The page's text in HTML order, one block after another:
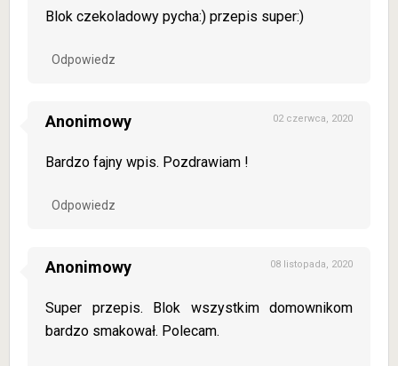
Blok czekoladowy pycha:) przepis super:)
Odpowiedz
Anonimowy 02 czerwca, 2020
Bardzo fajny wpis. Pozdrawiam !
Odpowiedz
Anonimowy 08 listopada, 2020
Super przepis. Blok wszystkim domownikom
bardzo smakował. Polecam.